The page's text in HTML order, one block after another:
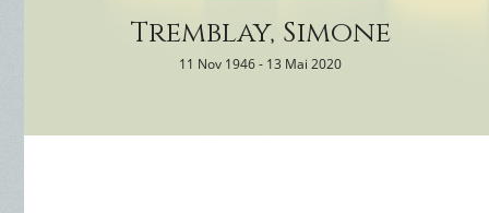
Tremblay, Simone
11 Nov 1946 - 13 Mai 2020